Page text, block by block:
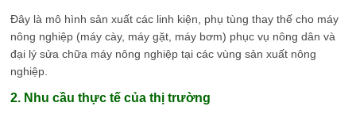
Đây là mô hình sản xuất các linh kiện, phụ tùng thay thế cho máy
nông nghiệp (máy cày, máy gặt, máy bơm) phục vụ nông dân và
đại lý sửa chữa máy nông nghiệp tại các vùng sản xuất nông
nghiệp.
2. Nhu cầu thực tế của thị trường